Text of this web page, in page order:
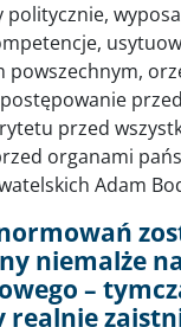
postępowanie
przed
organami
Adam
niemalże
–
realnie